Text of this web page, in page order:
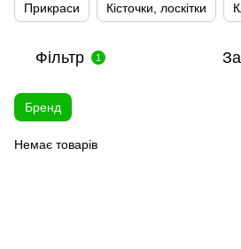
Прикраси Кісточки, лоскітки
Фільтр 1
Бренд
Немає товарів